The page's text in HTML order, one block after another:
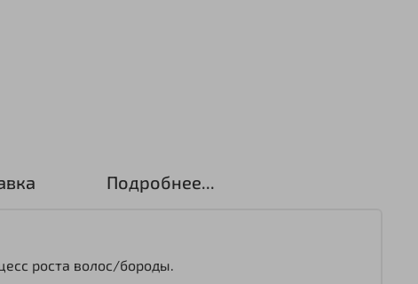
Подробнее...
роста волос/бороды.